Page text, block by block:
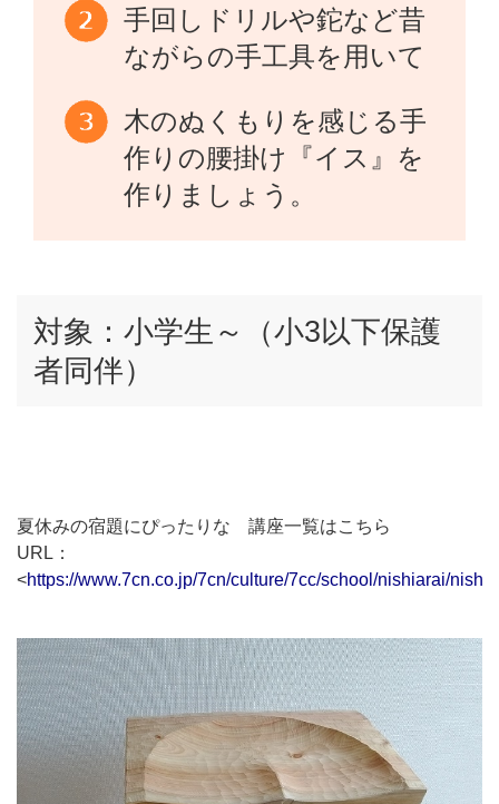
手回しドリルや鉈など昔
ながらの手工具を用いて
木のぬくもりを感じる手
作りの腰掛け『イス』を
作りましょう。
対象：小学生～（小3以下保護
者同伴）
夏休みの宿題にぴったりな 講座一覧はこちら
URL：
<https://www.7cn.co.jp/7cn/culture/7cc/school/nishiarai/